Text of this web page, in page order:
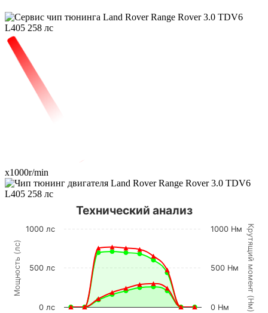
x1000r/min
Мощность (лс) К
р
у
т
я
щ
и
й
м
о
м
е
н
т
(
Н
м
)
Технический анализ
0 лс
500 лс
1000 лс
0 Нм
500 Нм
1000 Нм